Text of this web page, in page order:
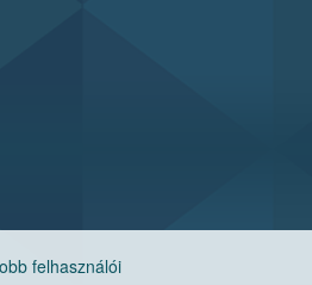
felhasználói